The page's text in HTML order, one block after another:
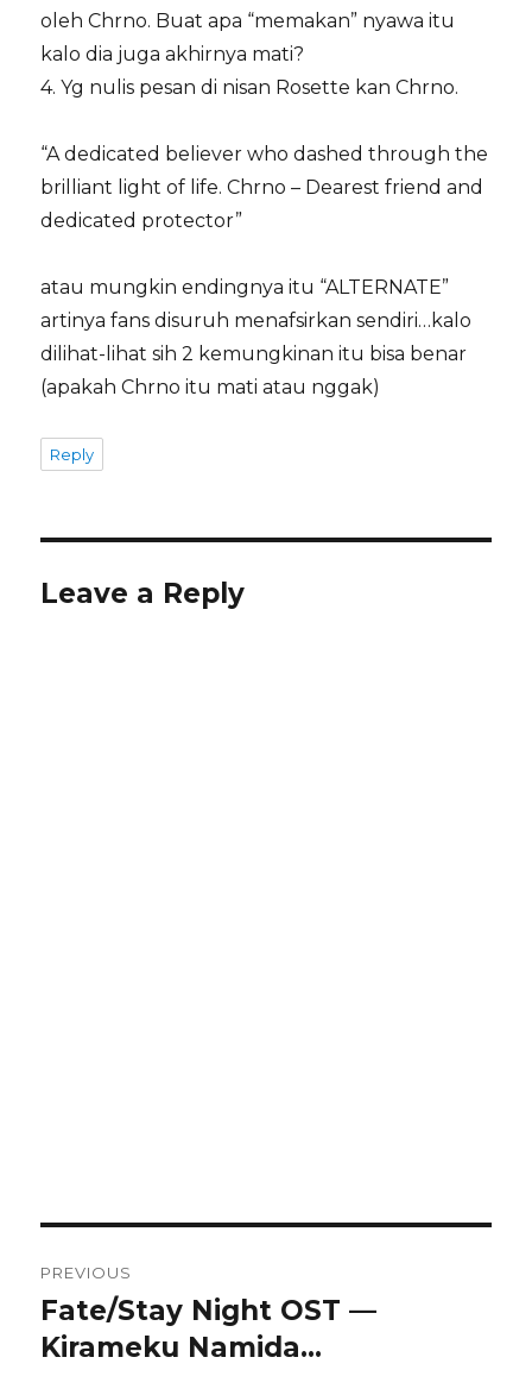
oleh Chrno. Buat apa “memakan” nyawa itu
kalo dia juga akhirnya mati?
4. Yg nulis pesan di nisan Rosette kan Chrno.
“A dedicated believer who dashed through the
brilliant light of life. Chrno – Dearest friend and
dedicated protector”
atau mungkin endingnya itu “ALTERNATE”
artinya fans disuruh menafsirkan sendiri…kalo
dilihat-lihat sih 2 kemungkinan itu bisa benar
(apakah Chrno itu mati atau nggak)
Reply
Leave a Reply
navigation
PREVIOUS
Previous
post:
Fate/Stay Night OST —
Kirameku Namida…